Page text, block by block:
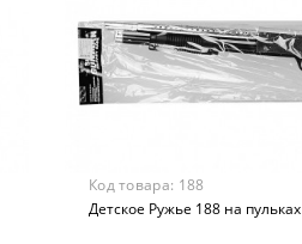
Код товара: 188
Детское Ружье 188 на пульках